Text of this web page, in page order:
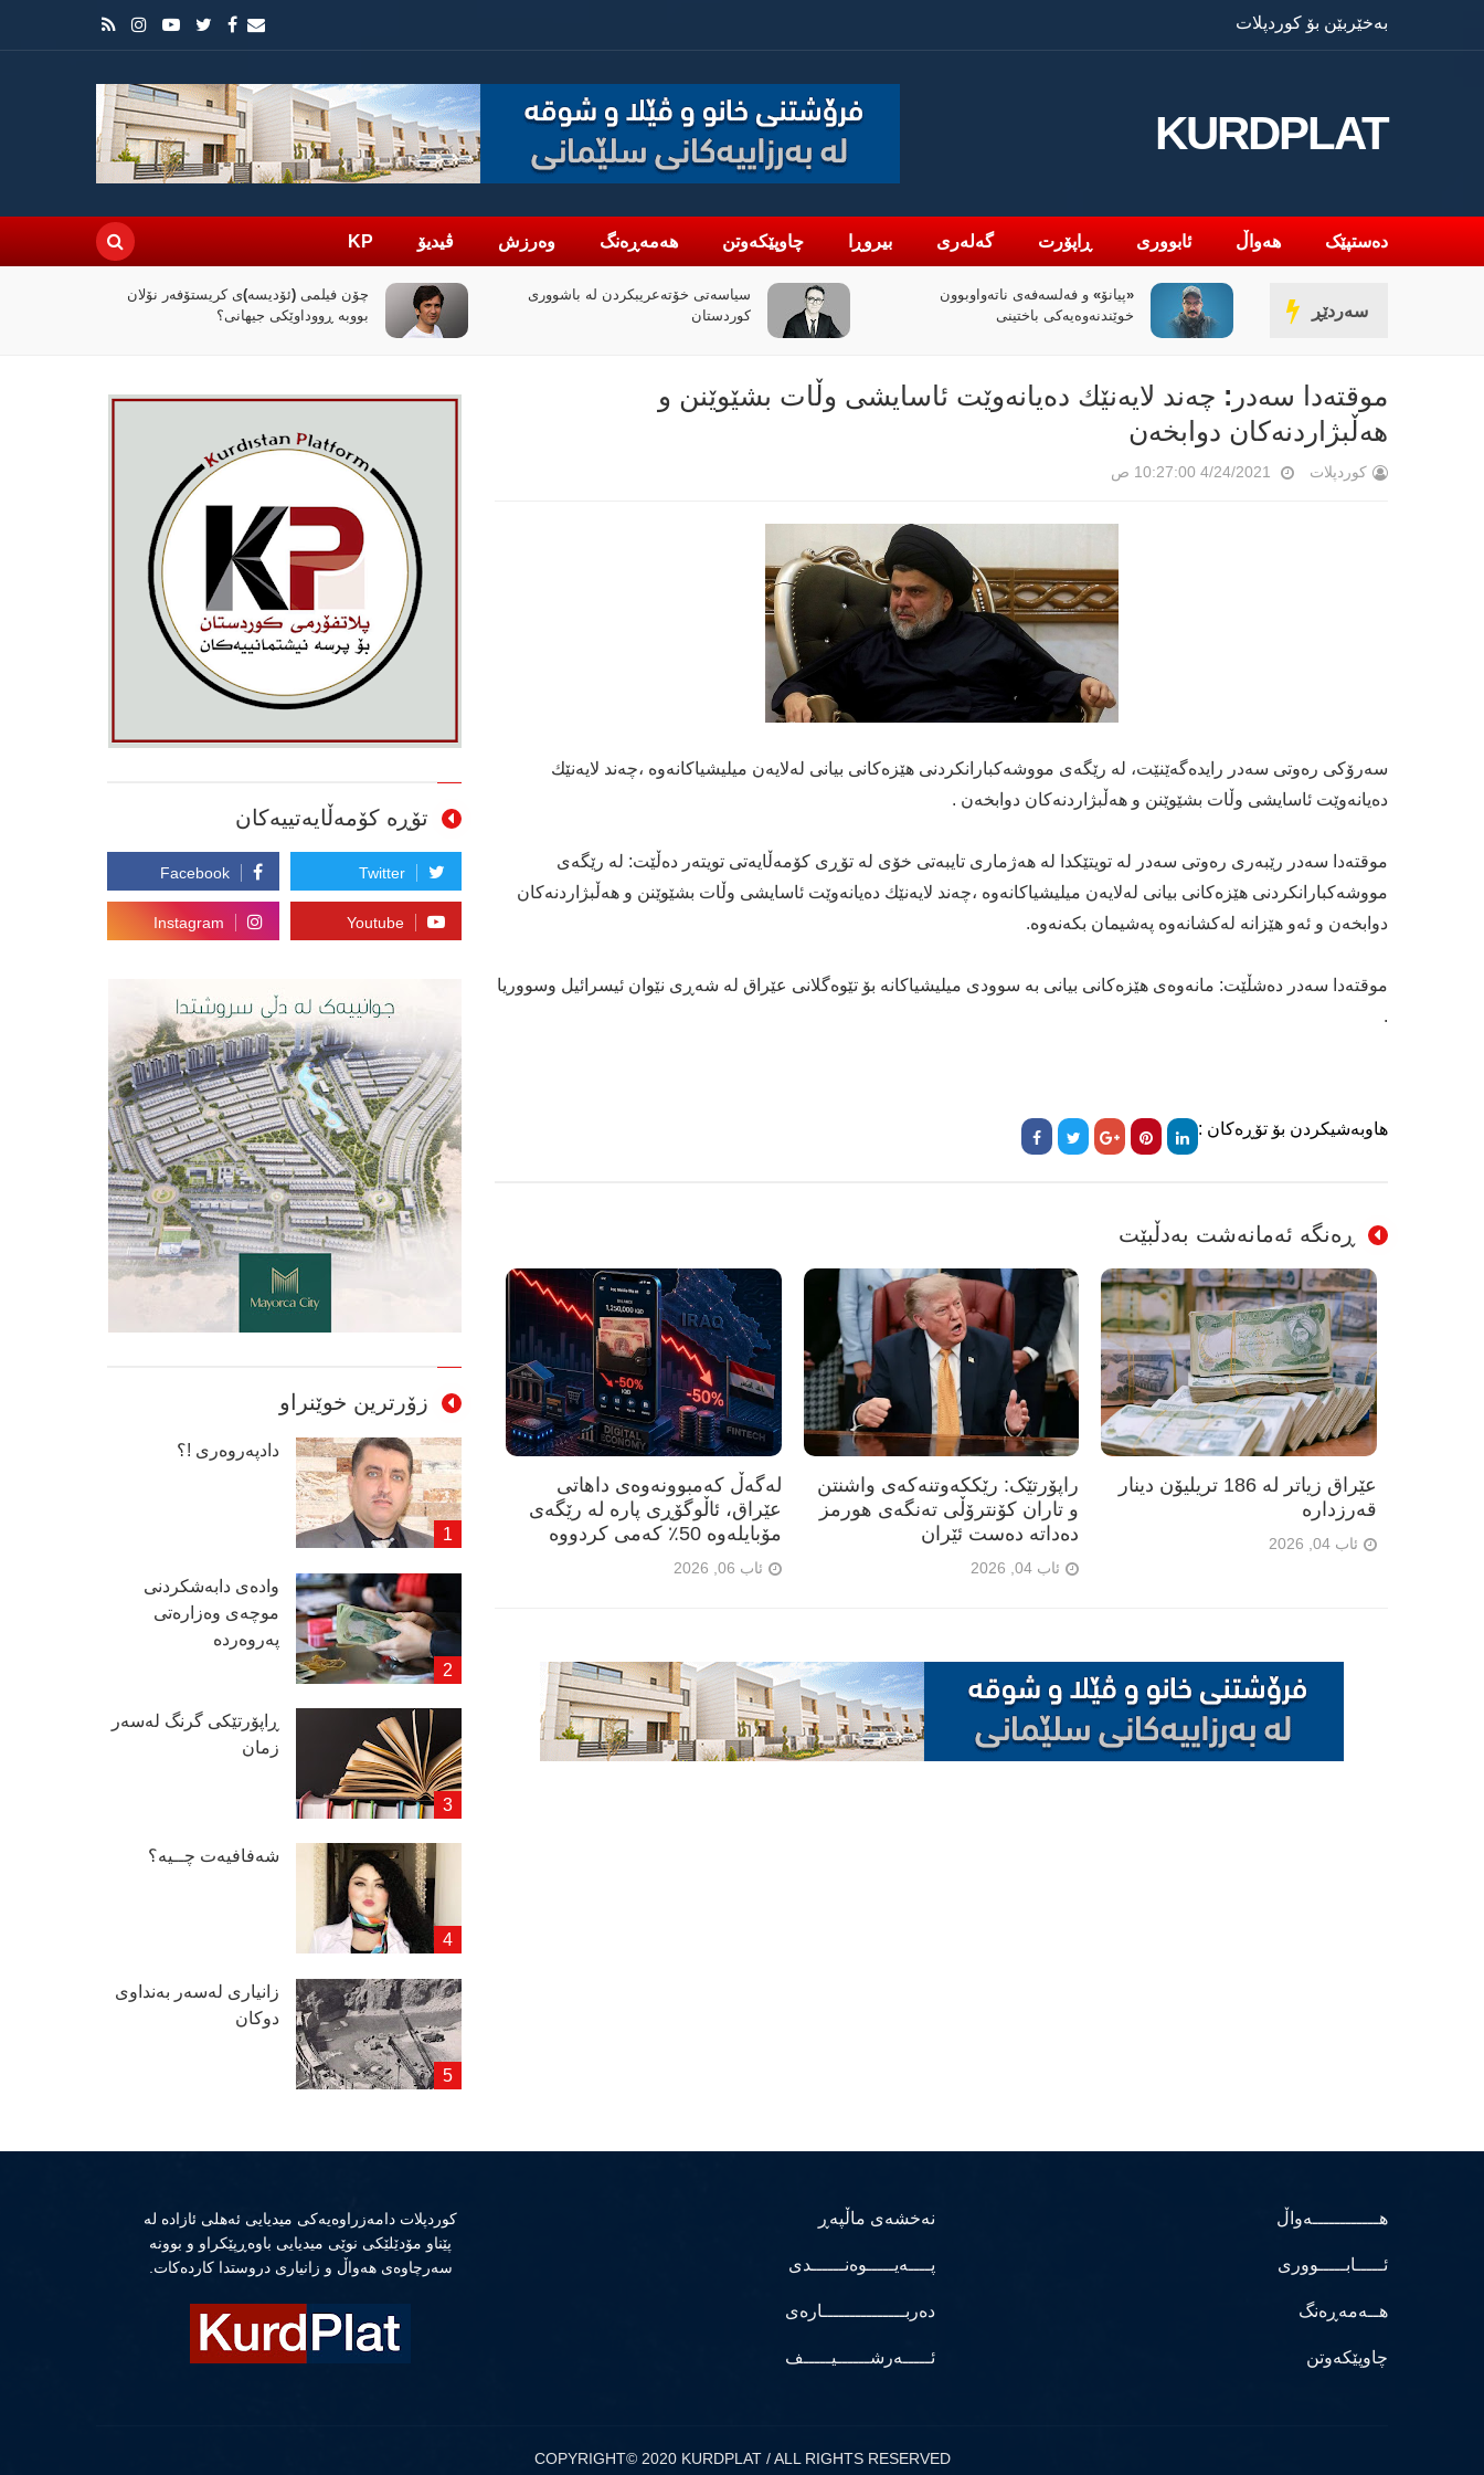
بەخێربێن بۆ کوردپلات
KURDPLAT
دەستپێک هەواڵ ئابووری ڕاپۆرت گەلەری بیروڕا چاوپێکەوتن هەمەڕەنگ وەرزش ڤیدیۆ KP
سەردێڕ
«پیانۆ» و فەلسەفەی ناتەواوبوون
خوێندنەوەیەکی باختینی
سیاسەتی خۆتەعریبکردن لە باشووری
کوردستان
چۆن فیلمی (ئۆدیسە)ی کریستۆفەر نۆلان
بووبە ڕووداوێکی جیهانی؟
موقته‌دا سه‌در: چه‌ند لایه‌نێك ده‌یانه‌وێت ئاسایشی وڵات بشێوێنن و
هه‌ڵبژاردنه‌كان دوابخه‌ن
کوردپلات 4/24/2021 10:27:00 ص
سه‌رۆكی ره‌وتی سه‌در رایده‌گه‌ێنێت، له‌ رێگه‌ی مووشه‌كبارانكردنی هێزه‌كانی بیانی له‌لایه‌ن میلیشیاكانه‌وه‌ ،چه‌ند لایه‌نێك
ده‌یانه‌وێت ئاسایشی وڵات بشێوێنن و هه‌ڵبژاردنه‌كان دوابخه‌ن .
موقته‌دا سه‌در رێبه‌ری ره‌وتی سه‌در له‌ تویتێكدا له‌ هه‌ژماری تایبه‌تی خۆی له‌ تۆڕی كۆمه‌ڵایه‌تی تویته‌ر ده‌ڵێت: له‌ رێگه‌ی
مووشه‌كبارانكردنی هێزه‌كانی بیانی له‌لایه‌ن میلیشیاكانه‌وه‌ ،چه‌ند لایه‌نێك ده‌یانه‌وێت ئاسایشی وڵات بشێوێنن و هه‌ڵبژاردنه‌كان
دوابخه‌ن و ئه‌و هێزانه‌ له‌كشانه‌وه‌ په‌شیمان بكه‌نه‌وه‌.
موقته‌دا سه‌در ده‌شڵێت: مانه‌وه‌ی هێزه‌كانی بیانی به‌ سوودی میلیشیاكانه‌ بۆ تێوه‌گلانی عێراق له‌ شه‌ڕی نێوان ئیسرائیل وسووریا
.
هاوبەشیکردن بۆ تۆڕەکان :
ڕەنگە ئەمانەشت بەدڵبێت
لەگەڵ کەمبوونەوەی داهاتی
عێراق، ئاڵوگۆڕی پارە لە رێگەی
مۆبایلەوە 50٪ کەمی کردووە
ئاب 06, 2026
راپۆرتێک: رێککەوتنەکەی واشنتن
و تاران کۆنترۆڵی تەنگەی هورمز
دەداتە دەست ئێران
ئاب 04, 2026
عێراق زیاتر لە 186 تریلیۆن دینار
قەرزدارە
ئاب 04, 2026
تۆڕە کۆمەڵایەتییەکان
زۆرترین خوێنراو
دادپەروەری !؟
وادەی دابەشكردنی
موچەی وەزارەتی
پەروەردە
ڕاپۆرتێكی گرنگ لەسەر
زمان
شەفافیەت چــیە؟
زانیاری لەسەر بەنداوی
دوكان
هــــــــــــەواڵ
ئـــــابـــــووری
هــەمەڕەنگ
چاوپێکەوتن
نەخشەی ماڵپەڕ
پــــەیـــــوەنــــــدی
دەربـــــــــــــــارەی
ئـــــەرشــــــیـــــف
كوردپلات دامەزراوەیەكی میدیایی ئەهلی ئازادە لە
پێناو مۆدێلێكی نوێی میدیایی باوەڕپێكراو و بوونە
سەرچاوەی هەواڵ و زانیاری دروستدا كاردەكات.
COPYRIGHT© 2020 KURDPLAT / ALL RIGHTS RESERVED